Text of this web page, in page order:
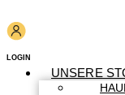
LOGIN
UNSERE